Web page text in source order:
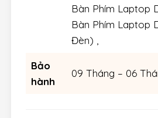
Bàn Phím Laptop
Bàn Phím Laptop
Đèn) ,
Bảo
hành
09 Tháng – 06